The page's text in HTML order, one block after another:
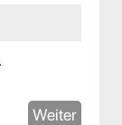
Weiter